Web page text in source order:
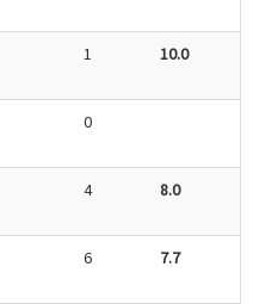
1 10.0
0
4 8.0
6 7.7